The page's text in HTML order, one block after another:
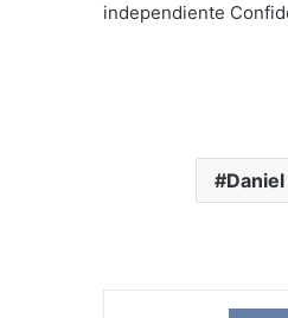
independiente